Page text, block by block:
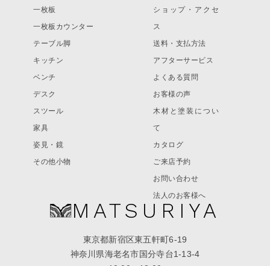
MATSURIYA
東京都新宿区東五軒町6-19
神奈川県海老名市国分寺台1-13-4
一枚板
一枚板カウンター
テーブル脚
キッチン
ベンチ
デスク
スツール
家具
姿見・鏡
その他小物
ショップ・アクセ
ス
送料・支払方法
アフターサービス
よくある質問
お客様の声
木材と塗装につい
て
カタログ
ご来店予約
お問い合わせ
法人のお客様へ